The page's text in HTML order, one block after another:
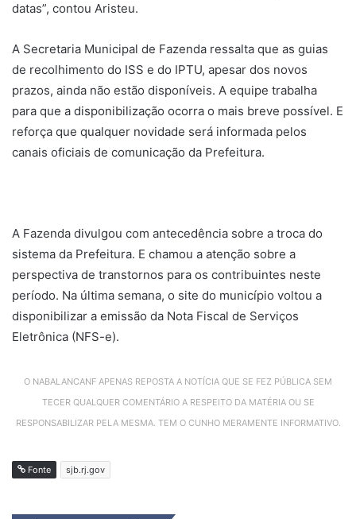
datas”, contou Aristeu.
A Secretaria Municipal de Fazenda ressalta que as guias
de recolhimento do ISS e do IPTU, apesar dos novos
prazos, ainda não estão disponíveis. A equipe trabalha
para que a disponibilização ocorra o mais breve possível. E
reforça que qualquer novidade será informada pelos
canais oficiais de comunicação da Prefeitura.
A Fazenda divulgou com antecedência sobre a troca do
sistema da Prefeitura. E chamou a atenção sobre a
perspectiva de transtornos para os contribuintes neste
período. Na última semana, o site do município voltou a
disponibilizar a emissão da Nota Fiscal de Serviços
Eletrônica (NFS-e).
O NABALANCANF APENAS REPOSTA A NOTÍCIA QUE SE FEZ PÚBLICA SEM
TECER QUALQUER COMENTÁRIO A RESPEITO DA MATÉRIA OU SE
RESPONSABILIZAR PELA MESMA. TEM O CUNHO MERAMENTE INFORMATIVO.
Fonte sjb.rj.gov